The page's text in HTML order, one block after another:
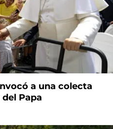
a una colecta
Papa